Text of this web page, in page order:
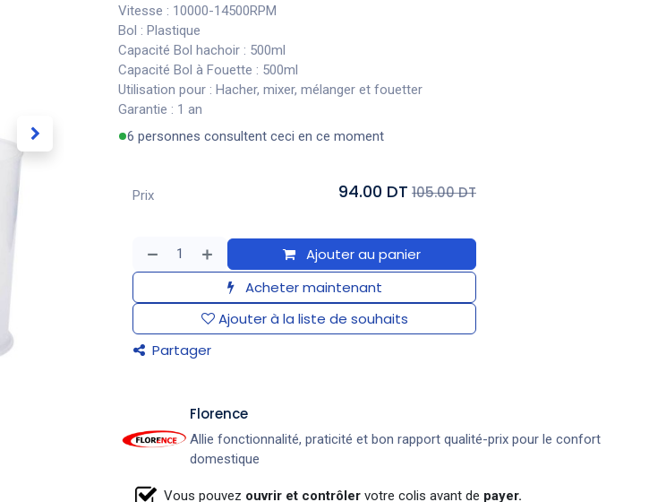
Vitesse : 10000-14500RPM
Bol : Plastique
Capacité Bol hachoir : 500ml
Capacité Bol à Fouette : 500ml
Utilisation pour : Hacher, mixer, mélanger et fouetter
Garantie : 1 an
6 personnes consultent ceci en ce moment
Ajouter au panier
Acheter maintenant
Ajouter à la liste de souhaits
Partager
Prix 94.00 DT 105.00 DT
​Florence
Allie fonctionnalité, praticité et bon rapport qualité-prix pour le confort
domestique
Vous pouvez ouvrir et contrôler votre colis avant de payer.